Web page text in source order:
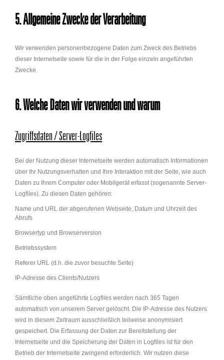
5. Allgemeine Zwecke der Verarbeitung
Wir verwenden personenbezogene Daten zum Zweck des Betriebs
dieser Internetseite sowie für die in der Folge einzeln angeführten
Zwecke.
6. Welche Daten wir verwenden und warum
Zugriffsdaten / Server-Logfiles
Bei der Nutzung dieser Internetseite werden automatisch Informationen
über Ihr Nutzungsverhalten und Ihre Interaktion mit der Seite, wie auch
Daten zu Ihrem Computer oder Mobilgerät erfasst (sogenannte Server-
Logfiles). Zu diesen Daten gehören:
Name und URL der abgerufenen Webseite, Datum und Uhrzeit des
Abrufs
Browsertyp und Browserversion
Betriebssystem
Referer URL (d.h. die zuvor besuchte Seite)
IP-Adresse des Clients/Nutzers
Sämtliche oben angeführte Logfiles werden nach 365 Tagen
automatisch von unserem Server gelöscht. Die IP-Adresse des Nutzers
wird in diesem Zeitraum ausschließlich teilweise anonymisiert
gespeichert. Die Erfassung der Daten zur Bereitstellung der
Internetseite und die Speicherung der Daten in Logfiles ist für den
Betrieb der Internetseite zwingend erforderlich. Wir nutzen diese